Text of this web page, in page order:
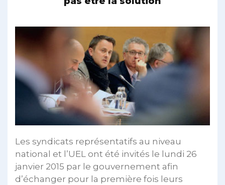
Les syndicats représentatifs au niveau
national et l’UEL ont été invités le lundi 26
janvier 2015 par le gouvernement afin
d’échanger pour la première fois leurs